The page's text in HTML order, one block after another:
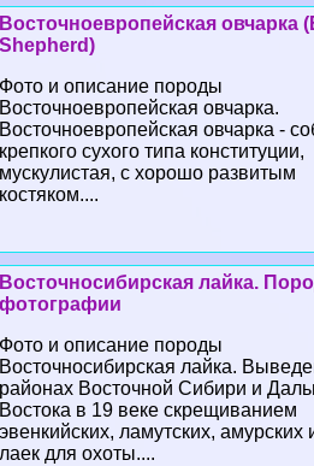
Восточноевропейская овчарка
Shepherd)
Фото и описание породы
Восточноевропейская овчарка.
Восточноевропейская овчарка -
крепкого сухого типа конституции,
мускулистая, с хорошо развитым
костяком....
Восточносибирская лайка.
фотографии
Фото и описание породы
Восточносибирская лайка.
районах Восточной Сибири и
Востока в 19 веке скрещиванием
эвенкийских, ламутских, амурских
лаек для охоты....